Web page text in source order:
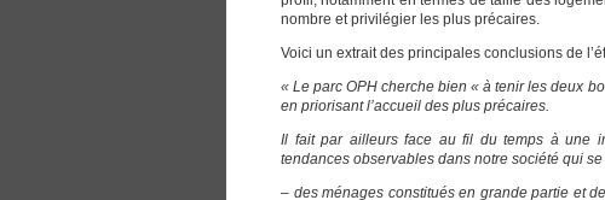
nombre et privilégier les plus précaires.
Voici un extrait des principales conclusions de
« Le parc OPH cherche bien « à tenir les deux
en priorisant l’accueil des plus précaires.
Il fait par ailleurs face au fil du temps à une
tendances observables dans notre société qui
– des ménages constitués en grande partie et